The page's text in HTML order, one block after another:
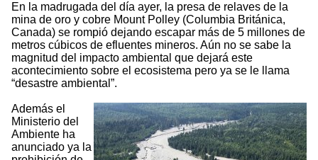
En la madrugada del día ayer, la presa de relaves de la
mina de oro y cobre Mount Polley (Columbia Británica,
Canada) se rompió dejando escapar más de 5 millones de
metros cúbicos de efluentes mineros. Aún no se sabe la
magnitud del impacto ambiental que dejará este
acontecimiento sobre el ecosistema pero ya se le llama
“desastre ambiental”.
Además el
Ministerio del
Ambiente ha
anunciado ya la